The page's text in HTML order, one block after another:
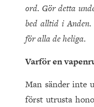
ord. Gör detta
bed alltid i
för alla de heliga.
Varför en
Man sänder inte
först utrusta